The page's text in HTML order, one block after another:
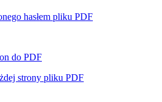
hasłem pliku PDF
do PDF
strony pliku PDF